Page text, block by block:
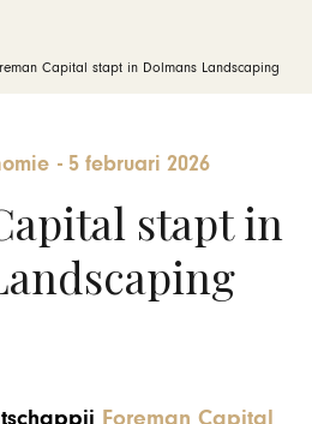
Capital stapt in Dolmans Landscaping
- 5 februari 2026
stapt in
Foreman Capital